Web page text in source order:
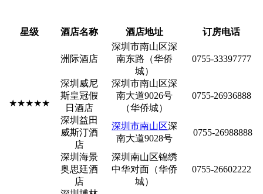
星级 酒店名称 酒店地址 订房电话
★★★★★
洲际酒店
深圳市南山区深
南东路（华侨
城）
0755-33397777
深圳威尼
斯皇冠假
日酒店
深圳市南山区深
南大道9026号
（华侨城）
0755-26936888
深圳益田
威斯汀酒
店
深圳市南山区深
南大道9028号
0755-26988888
深圳海景
奥思廷酒
店
深圳南山区锦绣
中华对面（华侨
城）
0755-26602222